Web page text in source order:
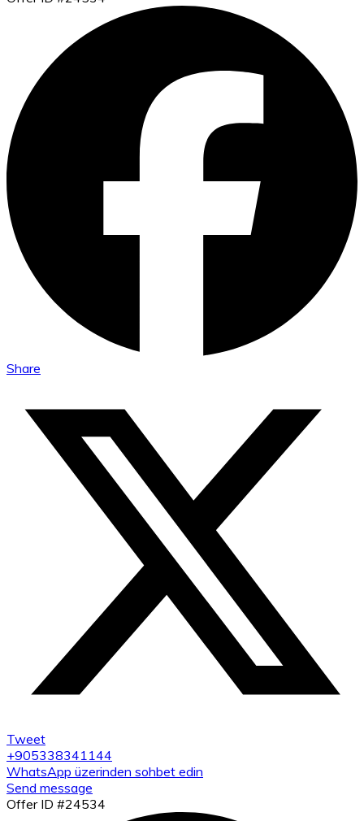
Share
Tweet
+905338341144
WhatsApp üzerinden sohbet edin
Send message
Offer ID #24534